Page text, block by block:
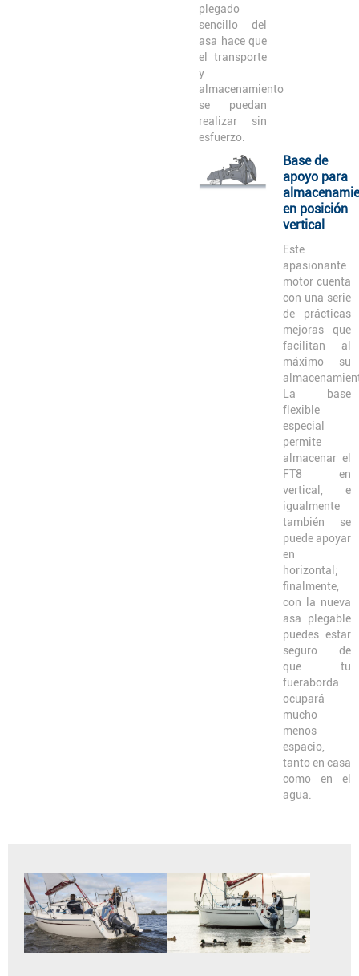
plegado
sencillo del
asa hace que
el transporte
y
almacenamiento
se puedan
realizar sin
esfuerzo.
Base de
apoyo para
en posición
vertical
Este
apasionante
motor cuenta
con una serie
de prácticas
mejoras que
facilitan al
máximo su
La base
flexible
especial
permite
almacenar el
FT8 en
vertical, e
igualmente
también se
puede apoyar
en
horizontal;
finalmente,
con la nueva
asa plegable
puedes estar
seguro de
que tu
fueraborda
ocupará
mucho
menos
espacio,
tanto en casa
como en el
agua.